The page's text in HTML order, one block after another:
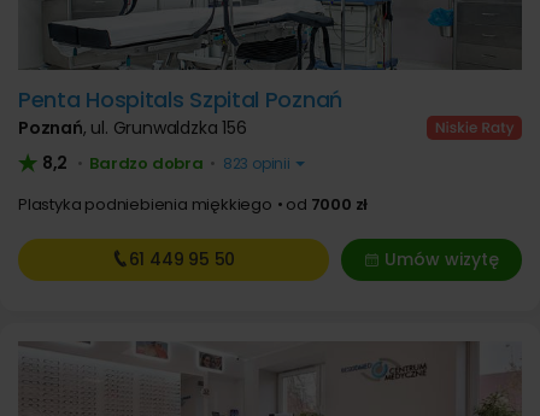
Penta Hospitals Szpital Poznań
Poznań, ul. Grunwaldzka 156
8,2 • Bardzo dobra • 823 opinii
Plastyka podniebienia miękkiego od 7000 zł
Umów wizytę
61 449 95 50